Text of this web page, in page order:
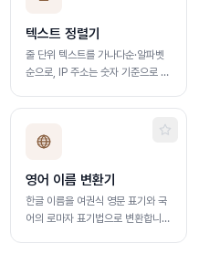
텍스트 정렬기
줄 단위 텍스트를 가나다순·알파벳
순으로, IP 주소는 숫자 기준으로 정
지원
영어 이름 변환기
한글 이름을 여권식 영문 표기와 국
어의 로마자 표기법으로 변환합니